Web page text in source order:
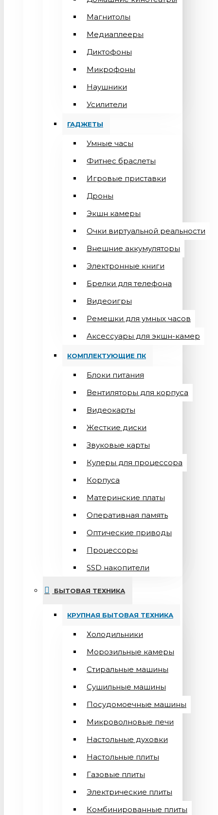
Магнитолы
Медиаплееры
Диктофоны
Микрофоны
Наушники
Усилители
ГАДЖЕТЫ
Умные часы
Фитнес браслеты
Игровые приставки
Дроны
Экшн камеры
Очки виртуальной реальности
Внешние аккумуляторы
Электронные книги
Брелки для телефона
Видеоигры
Ремешки для умных часов
Аксессуары для экшн-камер
КОМПЛЕКТУЮЩИЕ ПК
Блоки питания
Вентиляторы для корпуса
Видеокарты
Жесткие диски
Звуковые карты
Кулеры для процессора
Корпуса
Материнские платы
Оперативная память
Оптические приводы
Процессоры
SSD накопители
БЫТОВАЯ ТЕХНИКА
КРУПНАЯ БЫТОВАЯ ТЕХНИКА
Холодильники
Морозильные камеры
Стиральные машины
Сушильные машины
Посудомоечные машины
Микроволновые печи
Настольные духовки
Настольные плиты
Газовые плиты
Электрические плиты
Комбинированные плиты